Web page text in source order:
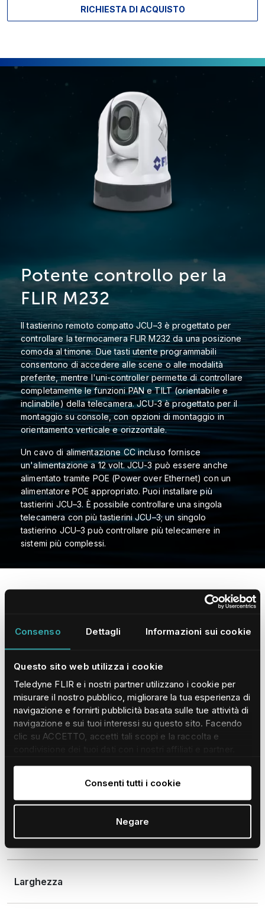
Consenso Dettagli Informazioni sui cookie
Questo sito web utilizza i cookie
Teledyne FLIR e i nostri partner utilizzano i cookie per
misurare il nostro pubblico, migliorare la tua esperienza di
navigazione e fornirti pubblicità basata sulle tue attività di
navigazione e sui tuoi interessi su questo sito. Facendo
clic su ACCETTO, accetti tali scopi e la raccolta e
Consenti tutti i cookie
Negare
RICHIESTA DI ACQUISTO
Potente controllo per la
FLIR M232
Il tastierino remoto compatto JCU–3 è progettato per
controllare la termocamera FLIR M232 da una posizione
comoda al timone. Due tasti utente programmabili
consentono di accedere alle scene o alle modalità
preferite, mentre l'uni-controller permette di controllare
completamente le funzioni PAN e TILT (orientabile e
inclinabile) della telecamera. JCU-3 è progettato per il
montaggio su console, con opzioni di montaggio in
orientamento verticale e orizzontale.
Un cavo di alimentazione CC incluso fornisce
un'alimentazione a 12 volt. JCU-3 può essere anche
alimentato tramite POE (Power over Ethernet) con un
alimentatore POE appropriato. Puoi installare più
tastierini JCU–3. È possibile controllare una singola
telecamera con più tastierini JCU–3; un singolo
tastierino JCU–3 può controllare più telecamere in
sistemi più complessi.
JCU-3 - Specifiche e Risorse
Specifiche tecniche
Caratteristiche fisiche Alimentazione
Generale
Specifiche ambientali
133,0 mm (5,24 pollici)
Larghezza